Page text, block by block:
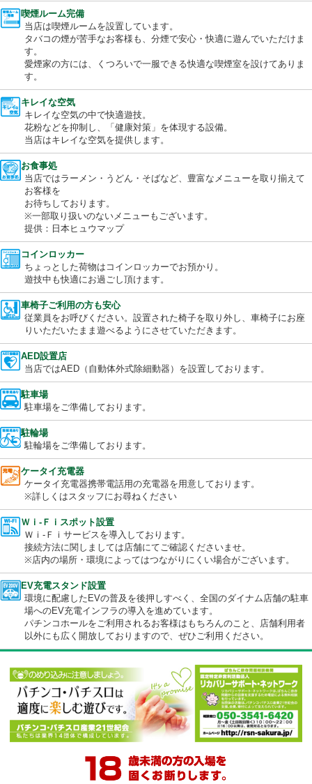
カップル・友人・親子で、ごいっしょにお楽しみください。
※貸玉料金の違うコーナー間での玉（メダル）の共有は行えませ
喫煙ルーム完備
当店は喫煙ルームを設置しています。
タバコの煙が苦手なお客様も、分煙で安心・快適に遊んでいただ
す。
愛煙家の方には、くつろいで一服できる快適な喫煙室を設けてあ
す。
キレイな空気
キレイな空気の中で快適遊技。
花粉などを抑制し、「健康対策」を体現する設備。
当店はキレイな空気を提供します。
お食事処
当店ではラーメン・うどん・そばなど、豊富なメニューを取り揃
お待ちしております。
※一部取り扱いのないメニューもございます。
提供：日本ヒュウマップ
コインロッカー
ちょっとした荷物はコインロッカーでお預かり。
遊技中も快適にお過ごし頂けます。
車椅子ご利用の方も安心
従業員をお呼びください。設置された椅子を取り外し、車椅子に
りいただいたまま遊べるようにさせていただきます。
AED設置店
当店ではAED（自動体外式除細動器）を設置しております。
駐車場
駐車場をご準備しております。
駐輪場
駐輪場をご準備しております。
ケータイ充電器
ケータイ充電器携帯電話用の充電器を用意しております。
※詳しくはスタッフにお尋ねください
Ｗｉ-Ｆｉスポット設置
Ｗｉ-Ｆｉサービスを導入しております。
接続方法に関しましては店舗にてご確認くださいませ。
※店内の場所・環境によってはつながりにくい場合がございます
環境に配慮したEVの普及を後押しすべく、全国のダイナム店舗
場へのEV充電インフラの導入を進めています。
パチンコホールをご利用されるお客様はもちろんのこと、店舗利
以外にも広く開放しておりますので、ぜひご利用ください。